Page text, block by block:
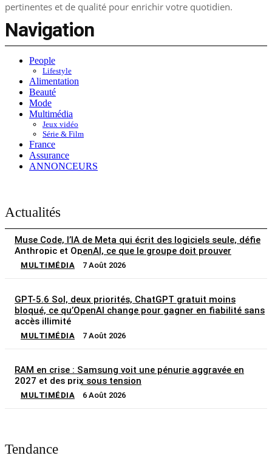
pertinentes et de qualité pour enrichir votre quotidien.
Navigation
People
Lifestyle
Alimentation
Beauté
Mode
Multimédia
Jeux vidéo
Série & Film
France
Assurance
ANNONCEURS
Actualités
Muse Code, l’IA de Meta qui écrit des logiciels seule, défie
Anthropic et OpenAI, ce que le groupe doit prouver
MULTIMÉDIA 7 Août 2026
GPT-5.6 Sol, deux priorités, ChatGPT gratuit moins
bloqué, ce qu’OpenAI change pour gagner en fiabilité sans
accès illimité
MULTIMÉDIA 7 Août 2026
RAM en crise : Samsung voit une pénurie aggravée en
2027 et des prix sous tension
MULTIMÉDIA 6 Août 2026
Tendance